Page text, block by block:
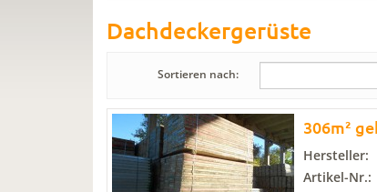
Dachdeckergerüste
Sortieren nach:
306m²
Hersteller:
Artikel-Nr.: